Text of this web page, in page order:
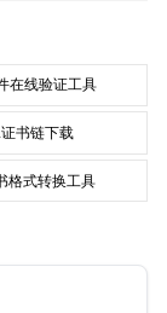
在线验证工具
书链下载
格式转换工具